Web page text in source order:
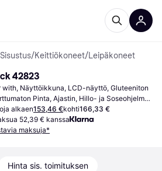
/Keittiökoneet/Leipäkoneet
42823
with, Näyttöikkuna, LCD-näyttö, Gluteeniton
Pinta, Ajastin, Hillo- ja Soseohjelma,
-toiminto, Pikakypsennysohjelma,
Säätö,Kapasiteetti (max): 1 kg, Ohjelmien
Leipien koot
alkaen153,46 €kohti166,33 €
52,39 € kanssa
maksuja*
Hinta sis. toimituksen